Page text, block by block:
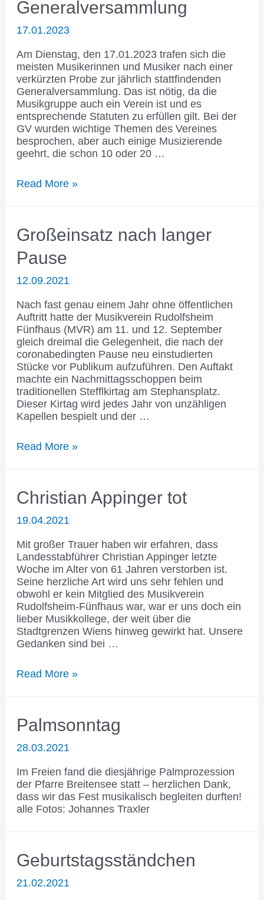
Generalversammlung
17.01.2023
Am Dienstag, den 17.01.2023 trafen sich die
meisten Musikerinnen und Musiker nach einer
verkürzten Probe zur jährlich stattfindenden
Generalversammlung. Das ist nötig, da die
Musikgruppe auch ein Verein ist und es
entsprechende Statuten zu erfüllen gilt. Bei der
GV wurden wichtige Themen des Vereines
besprochen, aber auch einige Musizierende
geehrt, die schon 10 oder 20 …
Generalversammlung
Read More »
Großeinsatz nach langer
Pause
12.09.2021
Nach fast genau einem Jahr ohne öffentlichen
Auftritt hatte der Musikverein Rudolfsheim
Fünfhaus (MVR) am 11. und 12. September
gleich dreimal die Gelegenheit, die nach der
coronabedingten Pause neu einstudierten
Stücke vor Publikum aufzuführen. Den Auftakt
machte ein Nachmittagsschoppen beim
traditionellen Stefflkirtag am Stephansplatz.
Dieser Kirtag wird jedes Jahr von unzähligen
Kapellen bespielt und der …
Großeinsatz
Read More »
Christian Appinger tot
19.04.2021
Mit großer Trauer haben wir erfahren, dass
Landesstabführer Christian Appinger letzte
Woche im Alter von 61 Jahren verstorben ist.
Seine herzliche Art wird uns sehr fehlen und
obwohl er kein Mitglied des Musikverein
Rudolfsheim-Fünfhaus war, war er uns doch ein
lieber Musikkollege, der weit über die
Stadtgrenzen Wiens hinweg gewirkt hat. Unsere
Gedanken sind bei …
Christian
Read More »
Palmsonntag
28.03.2021
Im Freien fand die diesjährige Palmprozession
der Pfarre Breitensee statt – herzlichen Dank,
dass wir das Fest musikalisch begleiten durften!
alle Fotos: Johannes Traxler
Geburtstagsständchen
21.02.2021